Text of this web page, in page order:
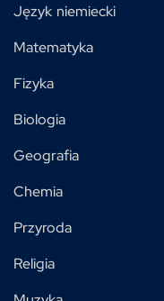
Język niemiecki
Matematyka
Fizyka
Biologia
Geografia
Chemia
Przyroda
Religia